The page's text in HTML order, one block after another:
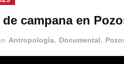
de campana en
Antropología, Documental,